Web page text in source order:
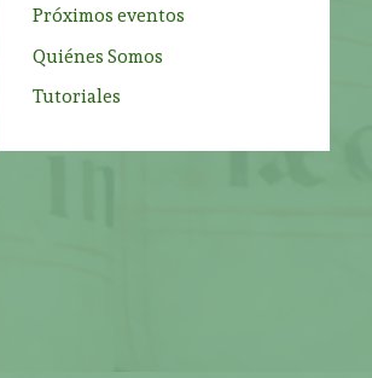
Próximos eventos
Quiénes Somos
Tutoriales